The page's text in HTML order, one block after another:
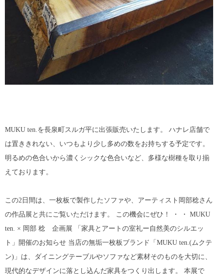
MUKU ten.を長泉町スルガ平に出張販売いたします。 ハナレ店舗で
は置ききれない、いつもより少し多めの数をお持ちする予定です。
明るめの色合いから濃くシックな色合いなど、多様な樹種を取り揃
えております。
この2日間は、一枚板で製作したソファや、アーティスト岡部稔さん
の作品展と共にご覧いただけます。 この機会にぜひ！ ・ ・ MUKU
ten. × 岡部 稔 企画展 「家具とアートの室礼ー自然美のシルエッ
ト」開催のお知らせ 当店の無垢一枚板ブランド「MUKU ten.(ムクテ
ン)」は、ダイニングテーブルやソファなど素材そのものを大切に、
現代的なデザインに落とし込んだ家具をつくり出します。 本展で